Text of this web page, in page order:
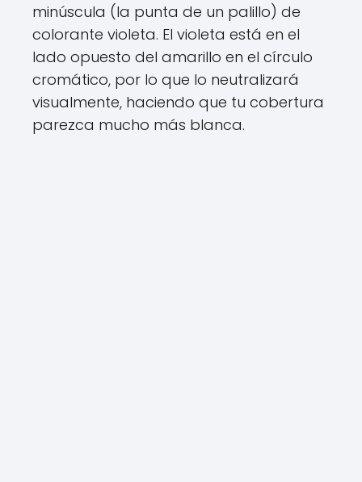
minúscula (la punta de un palillo) de
colorante violeta. El violeta está en el
lado opuesto del amarillo en el círculo
cromático, por lo que lo neutralizará
visualmente, haciendo que tu cobertura
parezca mucho más blanca.